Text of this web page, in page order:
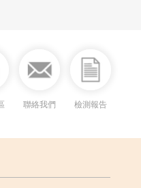
聯絡我們 檢測報告